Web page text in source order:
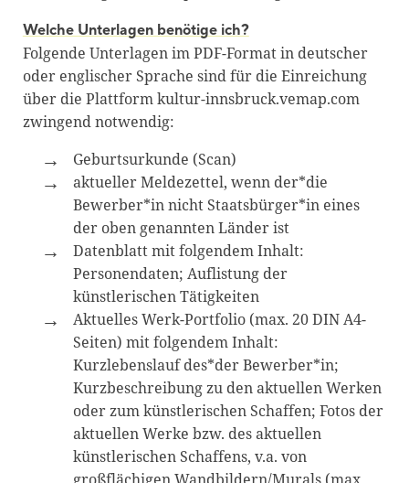
Welche Unterlagen benötige ich?
Folgende Unterlagen im PDF-Format in deutscher
oder englischer Sprache sind für die Einreichung
über die Plattform kultur-innsbruck.vemap.com
zwingend notwendig:
Geburtsurkunde (Scan)
aktueller Meldezettel, wenn der*die
Bewerber*in nicht Staatsbürger*in eines
der oben genannten Länder ist
Datenblatt mit folgendem Inhalt:
Personendaten; Auflistung der
künstlerischen Tätigkeiten
Aktuelles Werk-Portfolio (max. 20 DIN A4-
Seiten) mit folgendem Inhalt:
Kurzlebenslauf des*der Bewerber*in;
Kurzbeschreibung zu den aktuellen Werken
oder zum künstlerischen Schaffen; Fotos der
aktuellen Werke bzw. des aktuellen
künstlerischen Schaffens, v.a. von